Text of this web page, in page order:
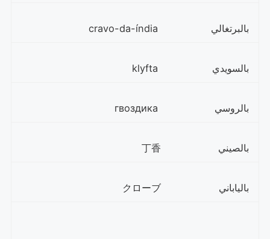
بالبرتغالي
بالسويدي
بالروسي
بالصيني 丁香
بالياباني クローブ